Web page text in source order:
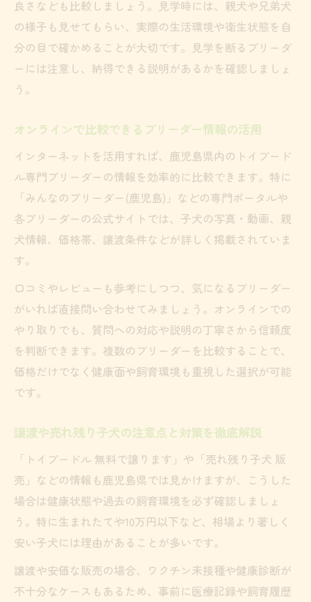
良さなども比較しましょう。見学時には、親犬や兄弟犬
の様子も見せてもらい、実際の生活環境や衛生状態を自
分の目で確かめることが大切です。見学を断るブリーダ
ーには注意し、納得できる説明があるかを確認しましょ
う。
オンラインで比較できるブリーダー情報の活用
インターネットを活用すれば、鹿児島県内のトイプード
ル専門ブリーダーの情報を効率的に比較できます。特に
「みんなのブリーダー(鹿児島)」などの専門ポータルや
各ブリーダーの公式サイトでは、子犬の写真・動画、親
犬情報、価格帯、譲渡条件などが詳しく掲載されていま
す。
口コミやレビューも参考にしつつ、気になるブリーダー
がいれば直接問い合わせてみましょう。オンラインでの
やり取りでも、質問への対応や説明の丁寧さから信頼度
を判断できます。複数のブリーダーを比較することで、
価格だけでなく健康面や飼育環境も重視した選択が可能
です。
譲渡や売れ残り子犬の注意点と対策を徹底解説
「トイプードル 無料で譲ります」や「売れ残り子犬 販
売」などの情報も鹿児島県では見かけますが、こうした
場合は健康状態や過去の飼育環境を必ず確認しましょ
う。特に生まれたてや10万円以下など、相場より著しく
安い子犬には理由があることが多いです。
譲渡や安価な販売の場合、ワクチン未接種や健康診断が
不十分なケースもあるため、事前に医療記録や飼育履歴